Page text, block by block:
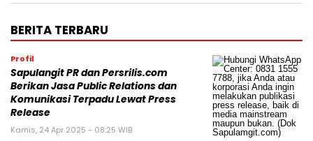
BERITA TERBARU
Profil
Sapulangit PR dan Persrilis.com
Berikan Jasa Public Relations dan
Komunikasi Terpadu Lewat Press
Release
Kamis, 24 Apr 2025 - 08:25 WIB